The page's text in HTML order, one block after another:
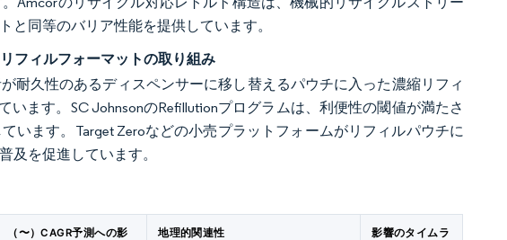
同等のバリア性能を提供しています。
フィルフォーマットの取り組み
耐久性のあるディスペンサーに移し替えるパウチに入った濃縮リフィ
ます。SC JohnsonのRefillutionプログラムは、利便性の閾値が満たさ
います。Target Zeroなどの小売プラットフォームがリフィルパウチに
及を促進しています。
（〜）CAGR予測への影
地理的関連性
影響のタイムラ